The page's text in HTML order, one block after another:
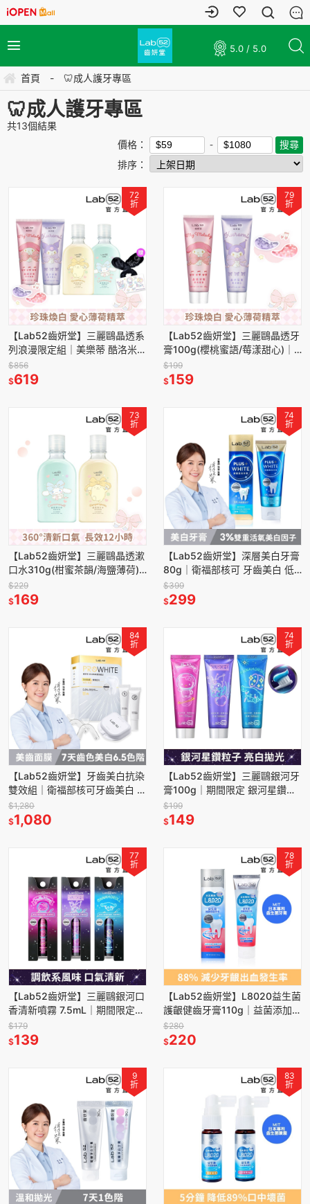
5.0 / 5.0
首頁 - 🦷成人護牙專區
🦷成人護牙專區
共13個結果
價格：
排序：
72
折
【Lab52齒妍堂】三麗鷗晶透系
列浪漫限定組｜美樂蒂 酷洛米
布丁狗 大耳狗 含氟漱口水 含氟
牙膏 口氣清新 亮白牙齒
$856
$619
79
折
【Lab52齒妍堂】三麗鷗晶透牙
膏100g(櫻桃蜜語/莓漾甜心)｜
美樂蒂 酷洛米 口氣清新 亮白牙
齒 拋光淨白 含氟
$199
$159
73
折
【Lab52齒妍堂】三麗鷗晶透漱
口水310g(柑蜜茶韻/海鹽薄荷)
｜布丁狗 大耳狗 口氣清新 長效
含氟 無酒精 牙菌
$229
$169
74
折
【Lab52齒妍堂】深層美白牙膏
80g｜衛福部核可 牙齒美白 低
刺激 超氟 美齒 亮白 淨白 安心
煥白
$399
$299
84
折
【Lab52齒妍堂】牙齒美白抗染
雙效組｜衛福部核可牙齒美白 低
刺激 美白牙托 新手友善 美齒 亮
白
$1,280
$1,080
74
折
【Lab52齒妍堂】三麗鷗銀河牙
膏100g｜期間限定 銀河星鑽粒
子 亮白牙齒 拋光淨白 含氟牙膏
$199
$149
77
折
【Lab52齒妍堂】三麗鷗銀河口
香清新噴霧 7.5mL｜期間限定
口氣清新 口氣芳香 口腔清新 方
便攜帶
$179
$139
78
折
【Lab52齒妍堂】L8020益生菌
護齦健齒牙膏110g｜益菌添加
強健牙齦 含氟 超氟1450ppm
巨星陳孟賢推薦
$280
$220
9
折
83
折